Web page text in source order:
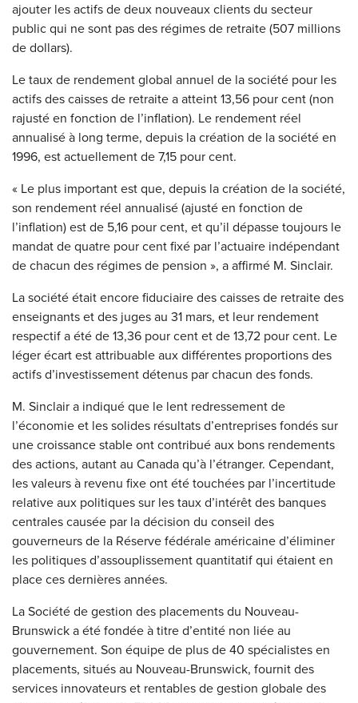
ajouter les actifs de deux nouveaux clients du secteur
public qui ne sont pas des régimes de retraite (507 millions
de dollars).
Le taux de rendement global annuel de la société pour les
actifs des caisses de retraite a atteint 13,56 pour cent (non
rajusté en fonction de l’inflation). Le rendement réel
annualisé à long terme, depuis la création de la société en
1996, est actuellement de 7,15 pour cent.
« Le plus important est que, depuis la création de la société,
son rendement réel annualisé (ajusté en fonction de
l’inflation) est de 5,16 pour cent, et qu’il dépasse toujours le
mandat de quatre pour cent fixé par l’actuaire indépendant
de chacun des régimes de pension », a affirmé M. Sinclair.
La société était encore fiduciaire des caisses de retraite des
enseignants et des juges au 31 mars, et leur rendement
respectif a été de 13,36 pour cent et de 13,72 pour cent. Le
léger écart est attribuable aux différentes proportions des
actifs d’investissement détenus par chacun des fonds.
M. Sinclair a indiqué que le lent redressement de
l’économie et les solides résultats d’entreprises fondés sur
une croissance stable ont contribué aux bons rendements
des actions, autant au Canada qu’à l’étranger. Cependant,
les valeurs à revenu fixe ont été touchées par l’incertitude
relative aux politiques sur les taux d’intérêt des banques
centrales causée par la décision du conseil des
gouverneurs de la Réserve fédérale américaine d’éliminer
les politiques d’assouplissement quantitatif qui étaient en
place ces dernières années.
La Société de gestion des placements du Nouveau-
Brunswick a été fondée à titre d’entité non liée au
gouvernement. Son équipe de plus de 40 spécialistes en
placements, situés au Nouveau-Brunswick, fournit des
services innovateurs et rentables de gestion globale des